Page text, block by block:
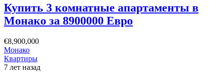
Купить 3 комнатные апартаменты в
Монако за 8900000 Евро
€8,900,000
Монако
Квартиры
7 лет назад